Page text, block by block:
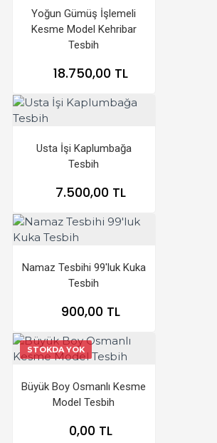
Yoğun Gümüş İşlemeli
Kesme Model Kehribar
Tesbih
18.750,00 TL
Usta İşi Kaplumbağa
Tesbih
7.500,00 TL
Namaz Tesbihi 99'luk Kuka
Tesbih
900,00 TL
STOKDA YOK
Büyük Boy Osmanlı Kesme
Model Tesbih
0,00 TL